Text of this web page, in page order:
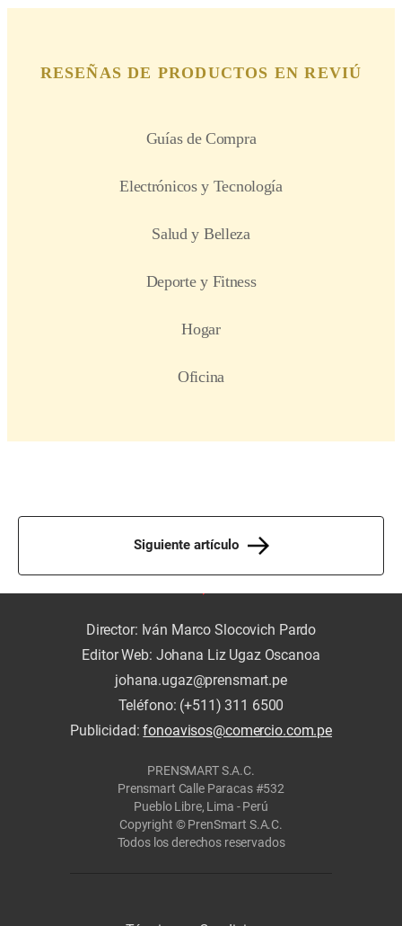
Siguiente artículo
Director: Iván Marco Slocovich Pardo
Editor Web: Johana Liz Ugaz Oscanoa
johana.ugaz@prensmart.pe
Teléfono: (+511) 311 6500
Publicidad:fonoavisos@comercio.com.pe
PRENSMART S.A.C.
Prensmart Calle Paracas #532
Pueblo Libre, Lima - Perú
Copyright © PrenSmart S.A.C.
Todos los derechos reservados